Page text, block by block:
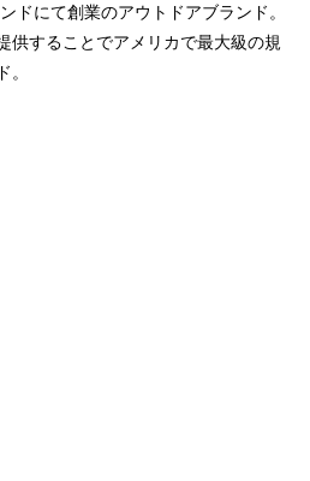
ドにて創業のアウトドアブランド。
供することでアメリカで最大級の規
。